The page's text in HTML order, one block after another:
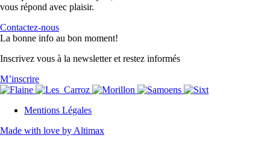
vous répond avec plaisir.
Contactez-nous
La bonne info au bon moment!
Inscrivez vous à la newsletter et restez informés
M’inscrire
Mentions Légales
Made with love by Altimax